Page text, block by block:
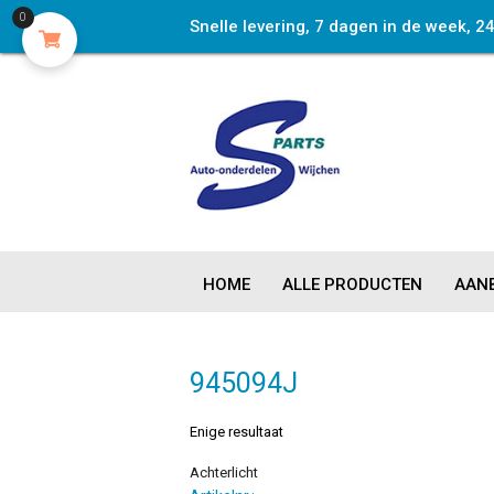
Snelle levering, 7 dagen in de week,
HOME ALLE PRODUCTEN
945094J
Enige resultaat
Achterlicht
0